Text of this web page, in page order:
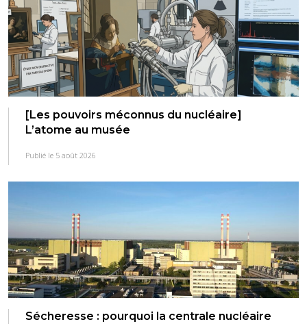
[Les pouvoirs méconnus du nucléaire]
L’atome au musée
Publié le 5 août 2026
Sécheresse : pourquoi la centrale nucléaire